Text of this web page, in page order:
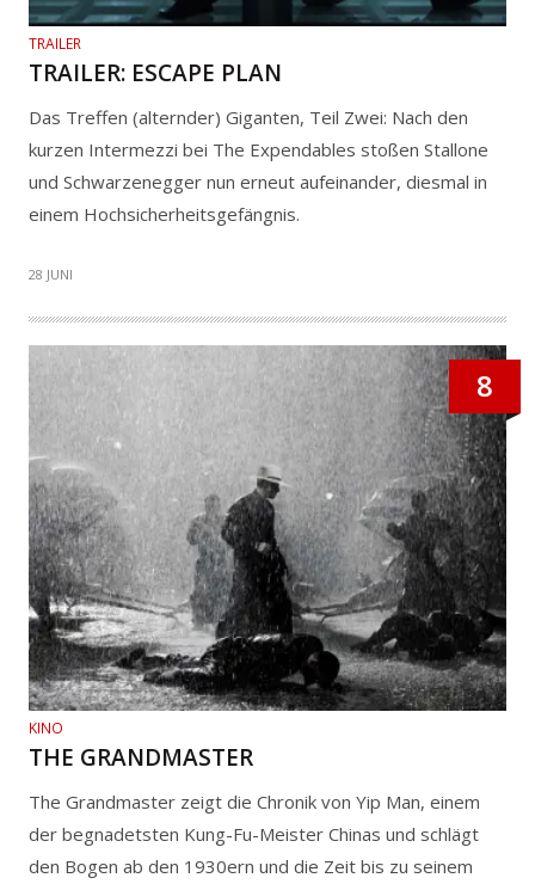
TRAILER
TRAILER: ESCAPE PLAN
Das Treffen (alternder) Giganten, Teil Zwei: Nach den
kurzen Intermezzi bei The Expendables stoßen Stallone
und Schwarzenegger nun erneut aufeinander, diesmal in
einem Hochsicherheitsgefängnis.
28 JUNI
8
KINO
THE GRANDMASTER
The Grandmaster zeigt die Chronik von Yip Man, einem
der begnadetsten Kung-Fu-Meister Chinas und schlägt
den Bogen ab den 1930ern und die Zeit bis zu seinem